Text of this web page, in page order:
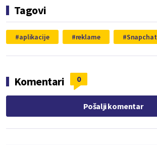
Tagovi
aplikacije reklame Snapchat
Komentari 0
Pošalji komentar